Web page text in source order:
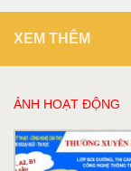
XEM THÊM
ẢNH HOẠT ĐỘNG